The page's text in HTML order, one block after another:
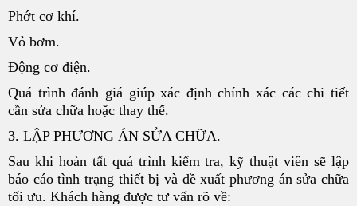
Phớt cơ khí.
Vỏ bơm.
Động cơ điện.
Quá trình đánh giá giúp xác định chính xác các chi tiết
cần sửa chữa hoặc thay thế.
3. LẬP PHƯƠNG ÁN SỬA CHỮA.
Sau khi hoàn tất quá trình kiểm tra, kỹ thuật viên sẽ lập
báo cáo tình trạng thiết bị và đề xuất phương án sửa chữa
tối ưu. Khách hàng được tư vấn rõ về: